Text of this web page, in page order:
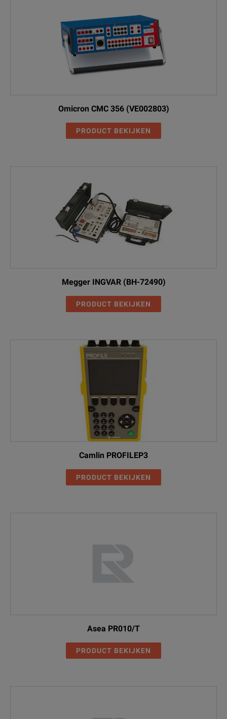
Omicron CMC 356 (VE002803)
PRODUCT BEKIJKEN
Megger INGVAR (BH-72490)
PRODUCT BEKIJKEN
Camlin PROFILEP3
PRODUCT BEKIJKEN
Asea PR010/T
PRODUCT BEKIJKEN